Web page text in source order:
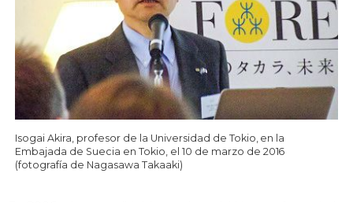
Isogai Akira, profesor de la Universidad de Tokio, en la
Embajada de Suecia en Tokio, el 10 de marzo de 2016
(fotografía de Nagasawa Takaaki)